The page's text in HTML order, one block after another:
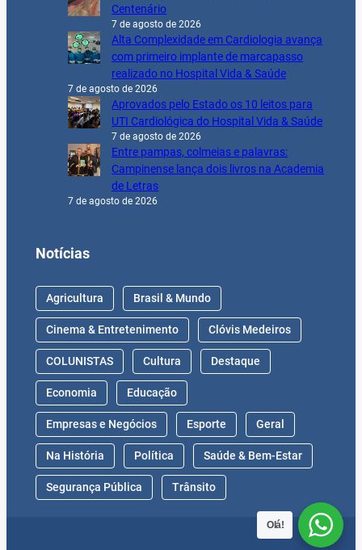
Centenário
7 de agosto de 2026
Alta Complexidade em Cardiologia avança
com primeiro implante de marcapasso
realizado no Hospital Vida & Saúde
7 de agosto de 2026
Aprovados pelo Estado os 10 leitos para
UTI Cardiológica do Hospital Vida & Saúde
7 de agosto de 2026
Entre pampas, colmeias e palavras:
Campinense lança dois livros na Academia
de Letras
7 de agosto de 2026
Notícias
Agricultura Brasil & Mundo
Cinema & Entretenimento Clóvis Medeiros
COLUNISTAS Cultura Destaque
Economia Educação
Empresas e Negócios Esporte Geral
Na História Política Saúde & Bem-Estar
Segurança Pública Trânsito
Olá!